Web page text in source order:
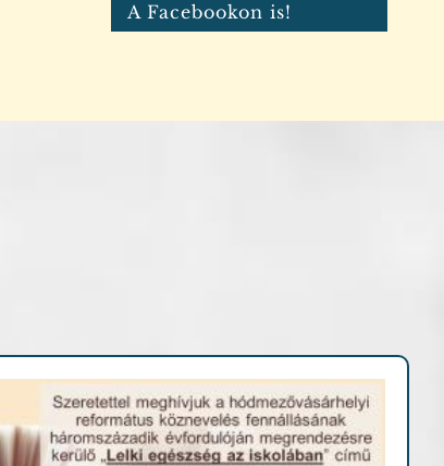
A Facebookon is!